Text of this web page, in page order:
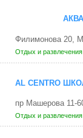
Филимонова 20,
Отдых и
AL CENTRO
пр Машерова 11-
Отдых и